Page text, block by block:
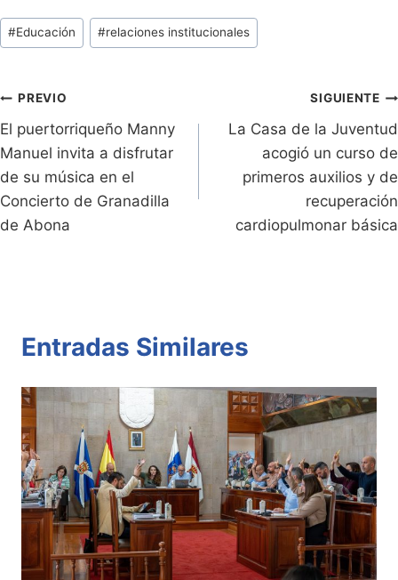
tF
ri
dl
y
p
y
k
at
s
p
itt
er
c
e
m
p
Tags
de
#Educación #relaciones institucionales
Navegación
de
entradas
PREVIO
El puertorriqueño Manny
Manuel invita a disfrutar
de su música en el
Concierto de Granadilla
de Abona
SIGUIENTE
La Casa de la Juventud
acogió un curso de
primeros auxilios y de
recuperación
cardiopulmonar básica
Entradas Similares